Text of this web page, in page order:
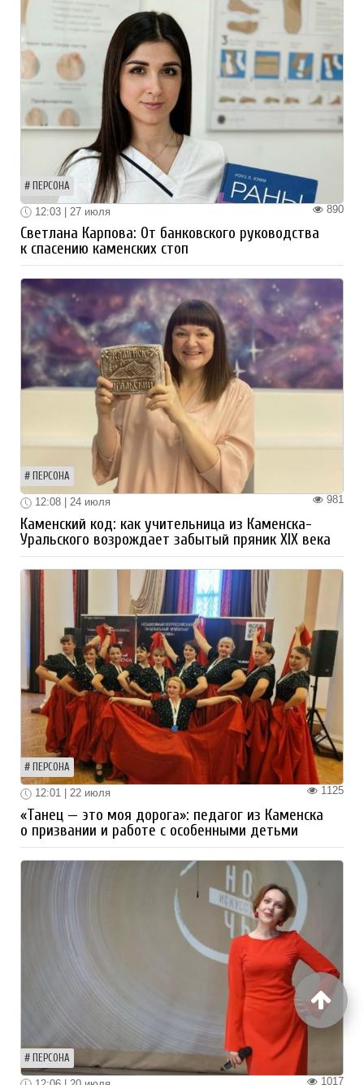
ПЕРСОНА
890
12:03 | 27 июля
Светлана Карпова: От банковского руководства
к спасению каменских стоп
ПЕРСОНА
981
12:08 | 24 июля
Каменский код: как учительница из Каменска-
Уральского возрождает забытый пряник XIX века
ПЕРСОНА
1125
12:01 | 22 июля
«Танец — это моя дорога»: педагог из Каменска
о призвании и работе с особенными детьми
ПЕРСОНА
1017